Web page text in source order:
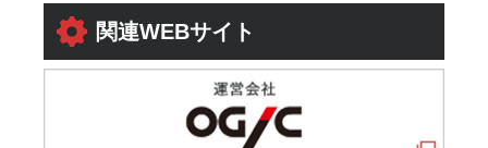
関連WEBサイト